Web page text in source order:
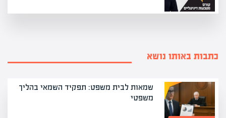
כתבות באותו נושא
שמאות לבית משפט: תפקיד השמאי בהליך
משפטי